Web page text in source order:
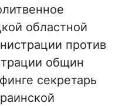
областной
против
общин
секретарь